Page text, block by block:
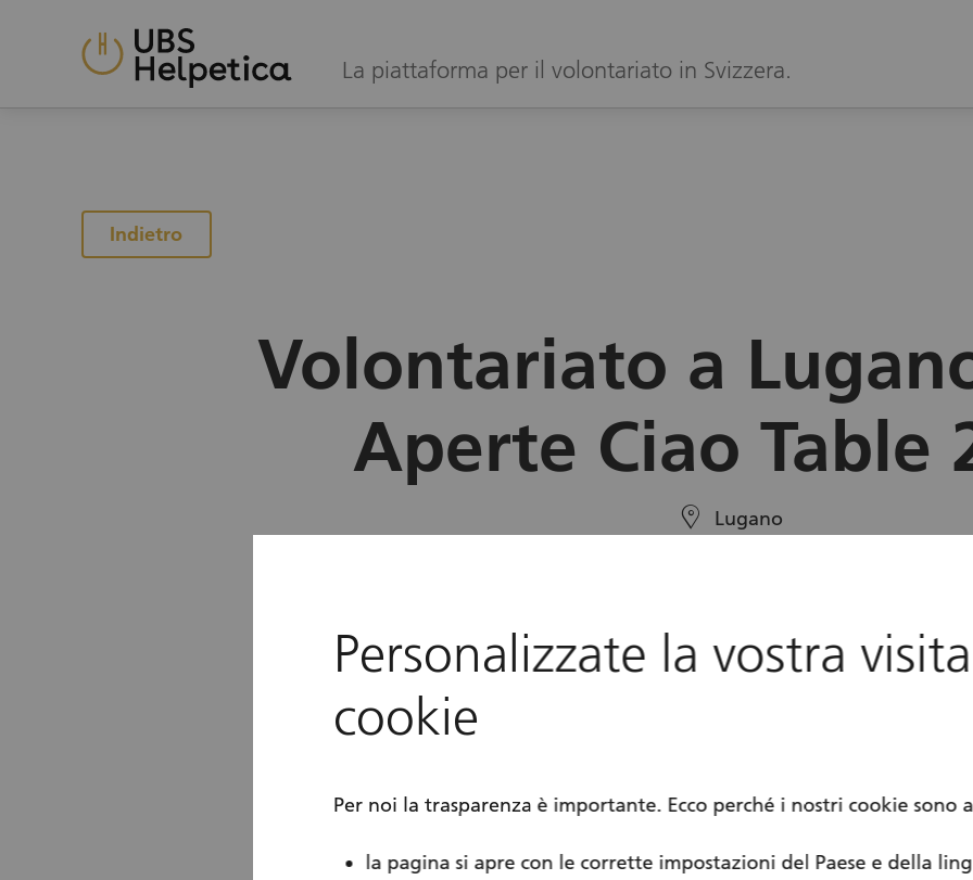
La piattaforma per il volontariato in Svizzera.
Indietroalla pagina dei progetti
Volontariato a
Aperte Ciao Table
location
Lugano
Personalizzate la vostra
cookie
Per noi la trasparenza è importante. Ecco perché i nostri cookie sono
la pagina si apre con le corrette impostazioni del Paese e della